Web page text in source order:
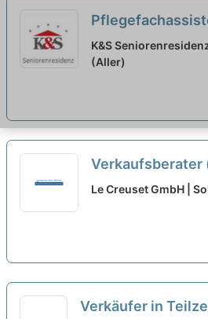
Teilzeit -
Zukunft!
K&S
(Aller)
Teilzeit neu
Le Creuset GmbH |
Verkäufer in